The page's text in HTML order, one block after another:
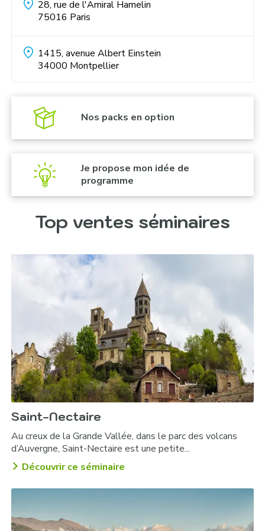
Challenge « le petit montagnard » :
Olympiades des neiges :
Le grand Nord :
Soirée luge :
28, rue de l'Amiral Hamelin
75016 Paris
1415, avenue Albert Einstein
34000 Montpellier
Nos packs en option
Je propose mon idée de
programme
Top ventes séminaires
Saint-Nectaire
Au creux de la Grande Vallée, dans le parc des volcans
d’Auvergne, Saint-Nectaire est une petite...
Découvrir ce séminaire